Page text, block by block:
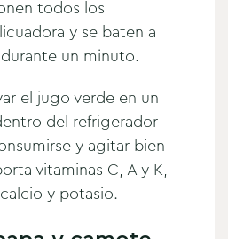
todos los
y se baten a
un minuto.
el jugo verde en un
del refrigerador
y agitar bien
vitaminas C, A y K,
y potasio.